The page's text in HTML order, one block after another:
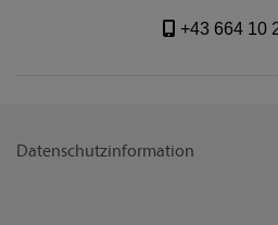
+43 664 10
Datenschutzinformation